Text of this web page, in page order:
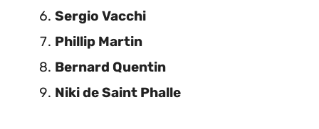
Sergio Vacchi
Phillip Martin
Bernard Quentin
Niki de Saint Phalle